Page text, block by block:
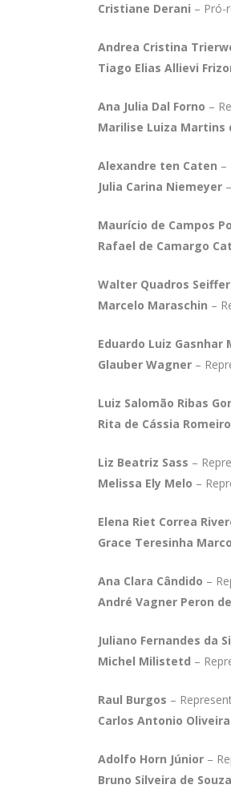
Cristiane Derani – Pró-
Andrea Cristina
Tiago Elias Allievi
Ana Julia Dal Forno –
Marilise Luiza Martins
Alexandre ten Caten –
Julia Carina Niemeyer
Maurício de Campos
Rafael de Camargo
Walter Quadros
Marcelo Maraschin –
Eduardo Luiz Gasnhar
Glauber Wagner –
Luiz Salomão Ribas
Rita de Cássia
Liz Beatriz Sass –
Melissa Ely Melo –
Elena Riet Correa
Grace Teresinha
Ana Clara Cândido –
André Vagner Peron
Juliano Fernandes da
Michel Milistetd –
Raul Burgos –
Carlos Antonio
Adolfo Horn Júnior –
Bruno Silveira de Souza